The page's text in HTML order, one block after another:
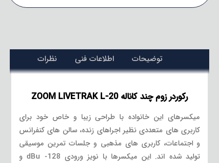
توضیحات اطلاعات فنی نظرات
رکوردر زوم چند کاناله ZOOM LIVETRAK L-20
میکسرهای این خانواده با طراحی زیبا و خاص خود برای
کاربری های متعددی نظیر اجراهای زنده، سالن های کنفرانس
و اجتماعات، کاربری های مذهبی و جلسات تمرین موسیقی
تولید شده اند. این میکسرها با نویز ورودی dBu -128 و